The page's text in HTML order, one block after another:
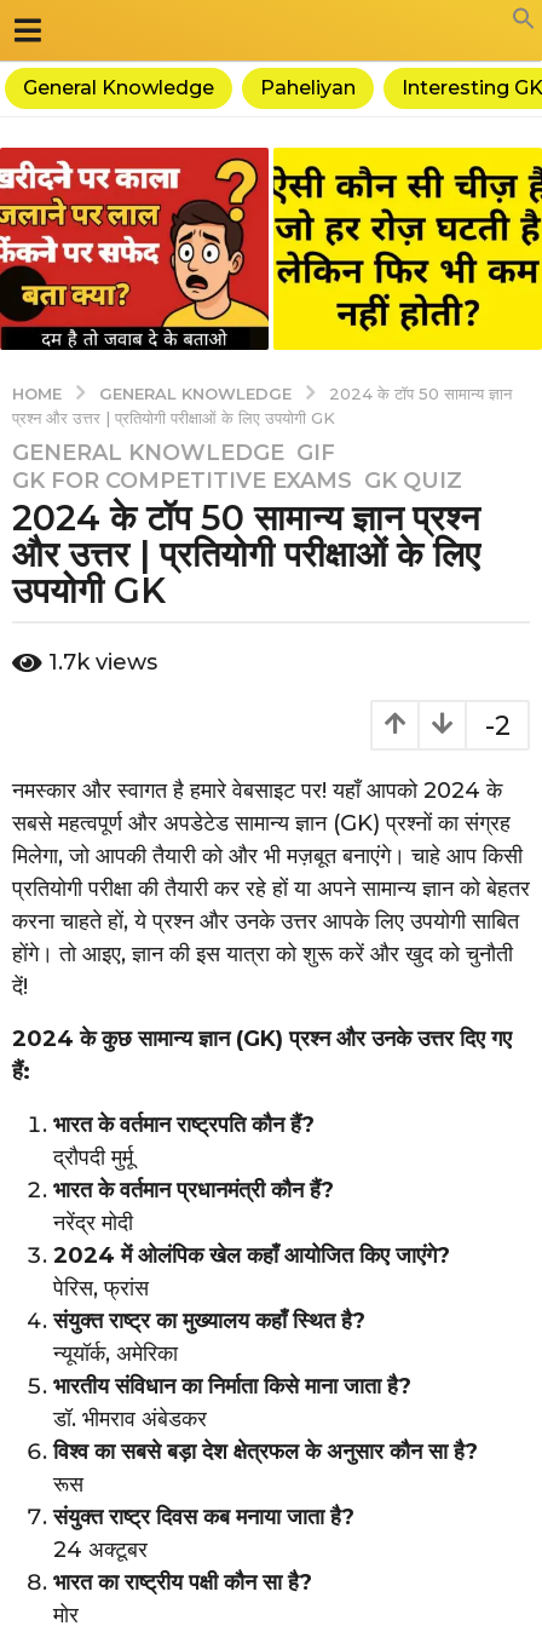
General Knowledge Paheliyan Interesting GK
HOME GENERAL KNOWLEDGE
2024 के टॉप 50 सामान्य ज्ञान
प्रश्न और उत्तर | प्रतियोगी परीक्षाओं के लिए उपयोगी GK
2
y
e
a
r
a
y
e
a
r
s
a
g
GENERAL KNOWLEDGE ,GIF
GK FOR COMPETITIVE EXAMS ,GK QUIZ
2024 के टॉप 50 सामान्य ज्ञान प्रश्न
और उत्तर | प्रतियोगी परीक्षाओं के लिए
उपयोगी GK
y
1.7k views
-2
नमस्कार और स्वागत है हमारे वेबसाइट पर! यहाँ आपको 2024 के
सबसे महत्वपूर्ण और अपडेटेड सामान्य ज्ञान (GK) प्रश्नों का संग्रह
मिलेगा, जो आपकी तैयारी को और भी मज़बूत बनाएंगे। चाहे आप किसी
प्रतियोगी परीक्षा की तैयारी कर रहे हों या अपने सामान्य ज्ञान को बेहतर
करना चाहते हों, ये प्रश्न और उनके उत्तर आपके लिए उपयोगी साबित
होंगे। तो आइए, ज्ञान की इस यात्रा को शुरू करें और खुद को चुनौती
दें!
2024 के कुछ सामान्य ज्ञान (GK) प्रश्न और उनके उत्तर दिए गए
हैं:
भारत के वर्तमान राष्ट्रपति कौन हैं?
द्रौपदी मुर्मू
भारत के वर्तमान प्रधानमंत्री कौन हैं?
नरेंद्र मोदी
2024 में ओलंपिक खेल कहाँ आयोजित किए जाएंगे?
पेरिस, फ्रांस
संयुक्त राष्ट्र का मुख्यालय कहाँ स्थित है?
न्यूयॉर्क, अमेरिका
भारतीय संविधान का निर्माता किसे माना जाता है?
डॉ. भीमराव अंबेडकर
विश्व का सबसे बड़ा देश क्षेत्रफल के अनुसार कौन सा है?
रूस
संयुक्त राष्ट्र दिवस कब मनाया जाता है?
24 अक्टूबर
भारत का राष्ट्रीय पक्षी कौन सा है?
मोर